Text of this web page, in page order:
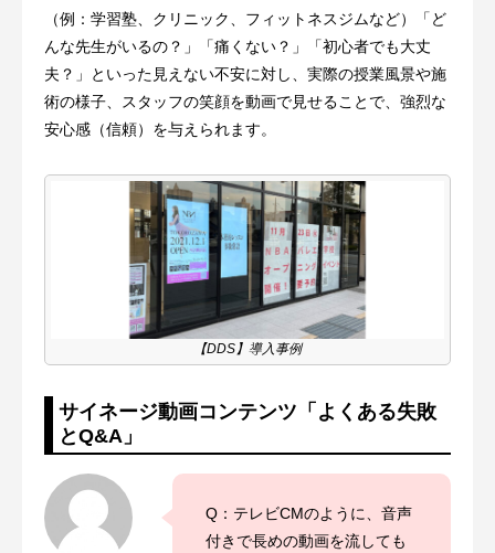
（例：学習塾、クリニック、フィットネスジムなど）「ど
んな先生がいるの？」「痛くない？」「初心者でも大丈
夫？」といった見えない不安に対し、実際の授業風景や施
術の様子、スタッフの笑顔を動画で見せることで、強烈な
安心感（信頼）を与えられます。
【DDS】導入事例
サイネージ動画コンテンツ「よくある失敗
とQ&A」
Q：テレビCMのように、音声
付きで長めの動画を流しても